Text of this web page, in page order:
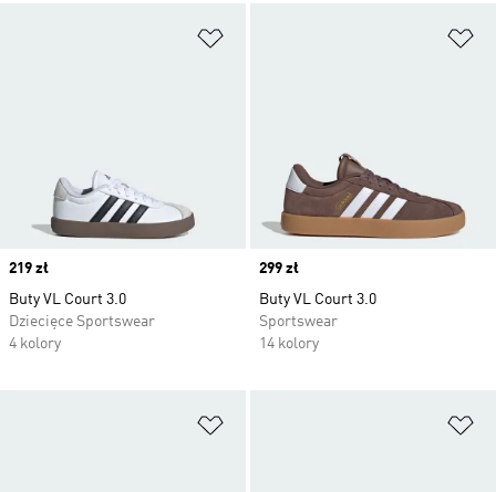
Price
219 zł
Buty VL Court 3.0
Dziecięce Sportswear
4 kolory
Price
299 zł
Buty VL Court 3.0
Sportswear
14 kolory